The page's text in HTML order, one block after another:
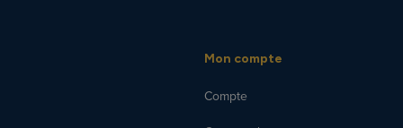
Mon compte
Compte